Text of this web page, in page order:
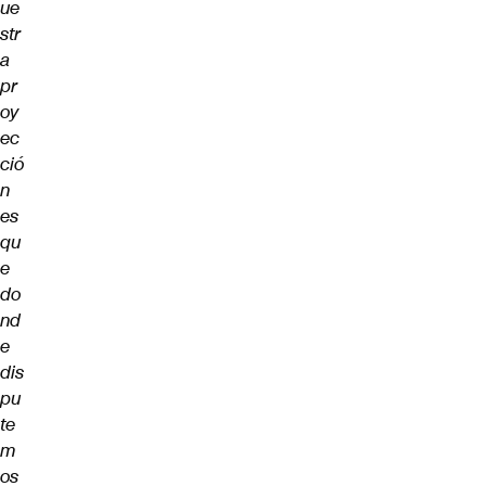
ue
str
a
pr
oy
ec
ció
n
es
qu
e
do
nd
e
dis
pu
te
m
os